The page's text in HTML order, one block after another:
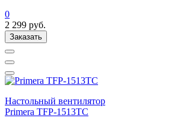
0
2 299 руб.
Заказать
Настольный вентилятор
Primera TFP-1513TC